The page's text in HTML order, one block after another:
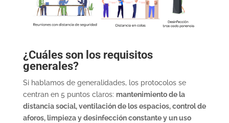
¿Cuáles son los requisitos
generales?
Si hablamos de generalidades, los protocolos se
centran en 5 puntos claros: mantenimiento de la
distancia social, ventilación de los espacios, control de
aforos, limpieza y desinfección constante y un uso